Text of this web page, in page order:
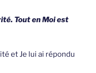
Tout en Moi est
et Je lui ai répondu